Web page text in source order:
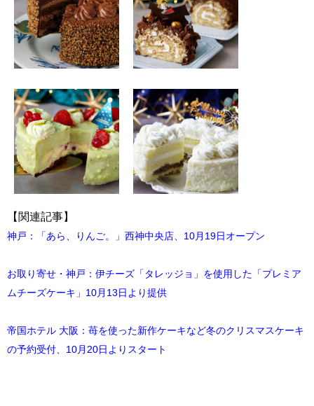
【関連記事】
神戸：「あら、りんご。」西神中央店、10月19日オープン
お取り寄せ・神戸：伊チーズ「タレッジョ」を使用した「プレミア
ムチーズケーキ」10月13日より提供
帝国ホテル 大阪：苺を使った新作ケーキなど冬のクリスマスケーキ
の予約受付、10月20日よりスタート